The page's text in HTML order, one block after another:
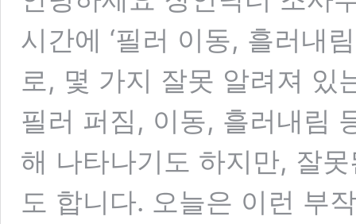
시간에 ‘필러 이동, 흘러내
로, 몇 가지 잘못 알려져 있
필러 퍼짐, 이동, 흘러내림
해 나타나기도 하지만, 잘
도 합니다. 오늘은 이런 부